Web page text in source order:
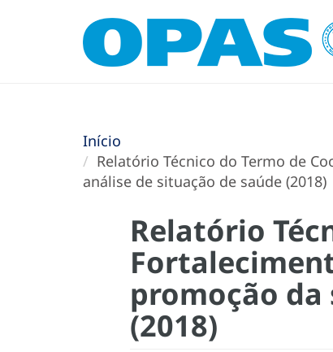
Início
Relatório Técnico do Termo de
análise de situação de saúde (2018)
Relatório
promoção da
(2018)